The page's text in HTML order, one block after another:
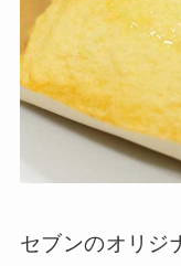
セブンのオリジ